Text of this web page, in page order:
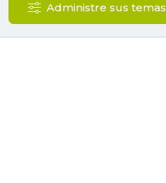
Administre sus temas